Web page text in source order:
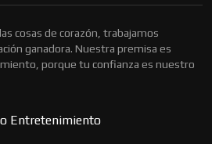
cosas de corazón, trabajamos
ganadora. Nuestra premisa es
porque tu confianza es nuestro